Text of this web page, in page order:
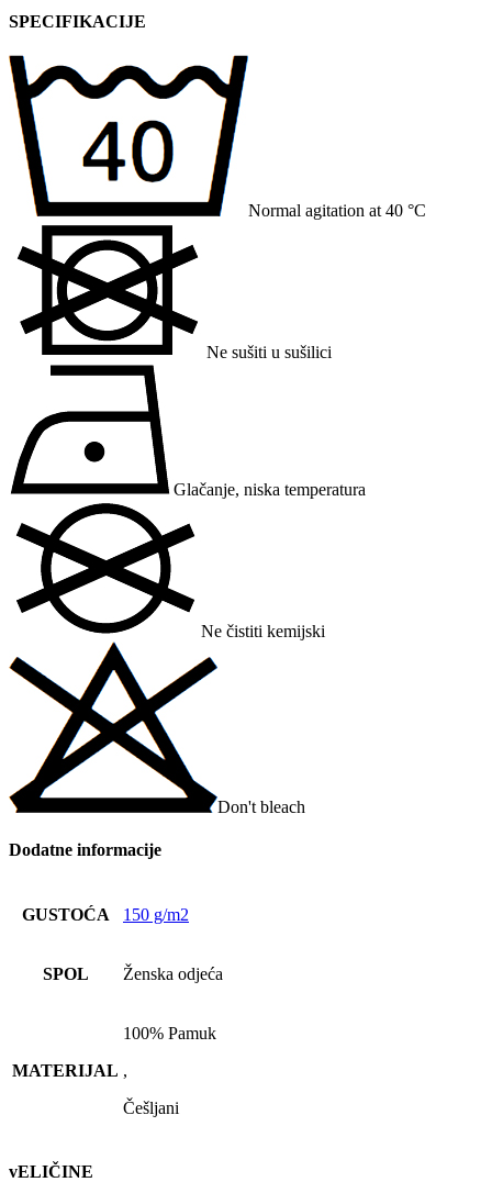
SPECIFIKACIJE
Normal agitation at 40 °C
Ne sušiti u sušilici
Glačanje, niska temperatura
Ne čistiti kemijski
Don't bleach
Dodatne informacije
GUSTOĆA 150 g/m2
SPOL Ženska odjeća
MATERIJAL
100% Pamuk
,
Češljani
vELIČINE